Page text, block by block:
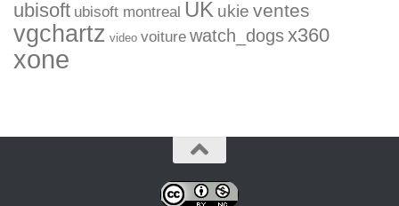
ubisoft ubisoft montreal UK ukie ventes
vgchartz video voiture watch_dogsx360
xone